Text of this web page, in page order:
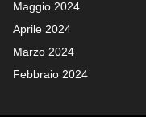
Maggio 2024
Aprile 2024
Marzo 2024
Febbraio 2024